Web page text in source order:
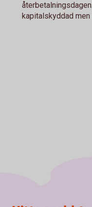
kapitalskyddad